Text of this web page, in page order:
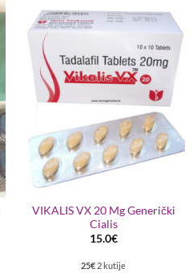
VIKALIS VX 20 Mg Generički
Cialis
15.0€
25€ 2 kutije